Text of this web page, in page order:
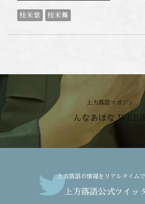
桂米紫 桂米舞
上方落語マガジン
んなあほな WEB
上方落語の情報をリアルタイム
上方落語公式ツイッ